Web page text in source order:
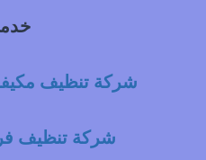
شركة تنظيف
شركة تنظيف